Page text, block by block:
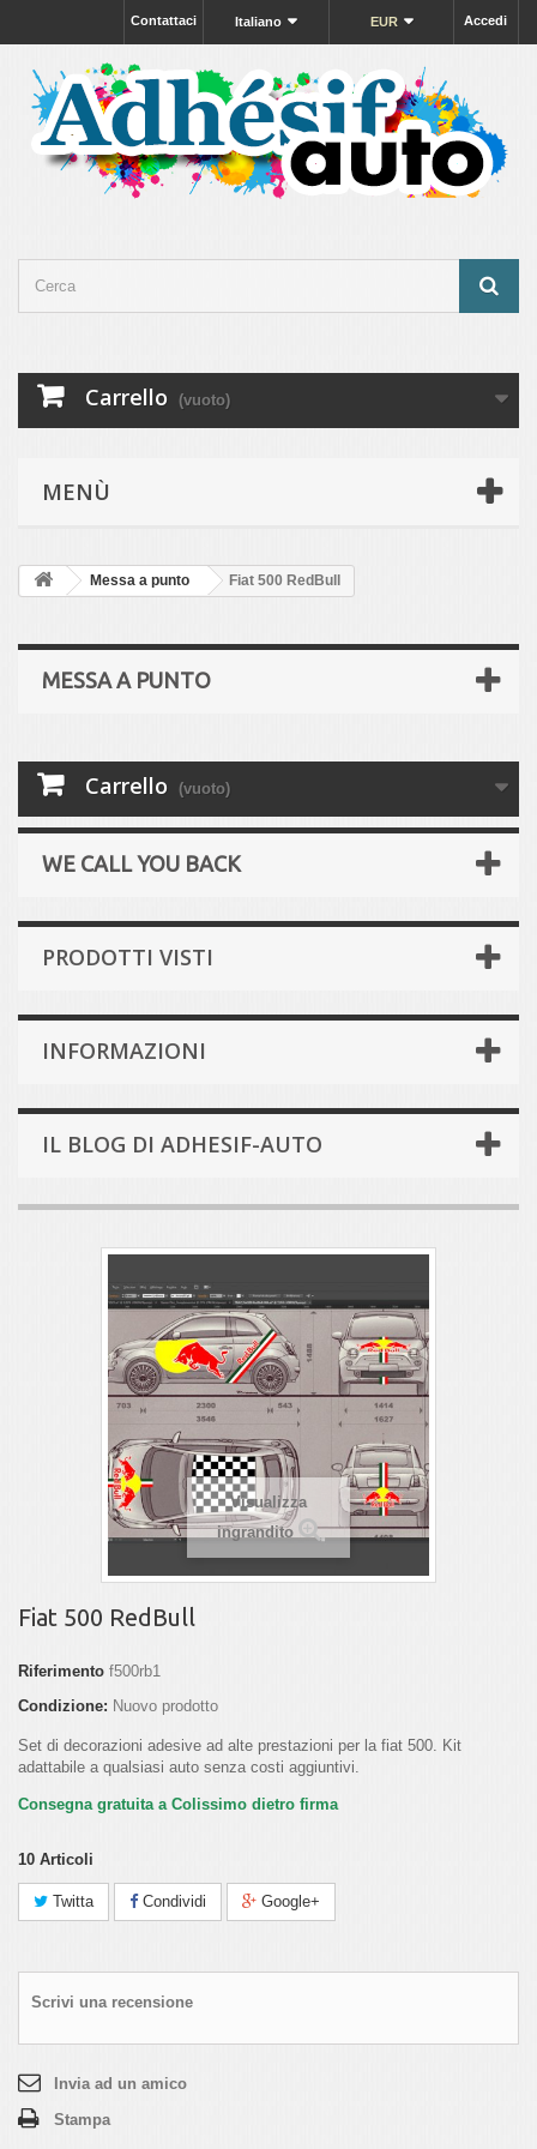
Accedi
EUR
Italiano
Contattaci
Carrello (vuoto)
MENÙ
Messa a punto Fiat 500 RedBull
MESSA A PUNTO
Carrello (vuoto)
WE CALL YOU BACK
PRODOTTI VISTI
INFORMAZIONI
IL BLOG DI ADHESIF-AUTO
Visualizza
ingrandito
Fiat 500 RedBull
Riferimento f500rb1
Condizione: Nuovo prodotto
Set di decorazioni adesive ad alte prestazioni per la fiat 500. Kit
adattabile a qualsiasi auto senza costi aggiuntivi.
Consegna gratuita a Colissimo dietro firma
10 Articoli
Twitta Condividi Google+
Scrivi una recensione
Invia ad un amico
Stampa